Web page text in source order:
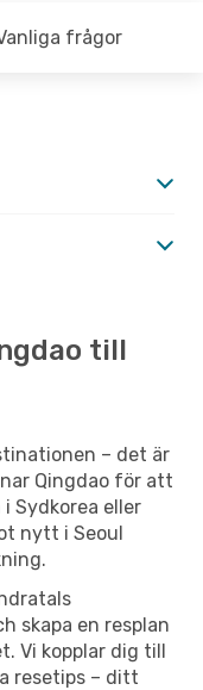
frågor
till
– det är
Qingdao för att
Sydkorea eller
nytt i Seoul
skapa en resplan
Vi kopplar dig till
resetips – ditt